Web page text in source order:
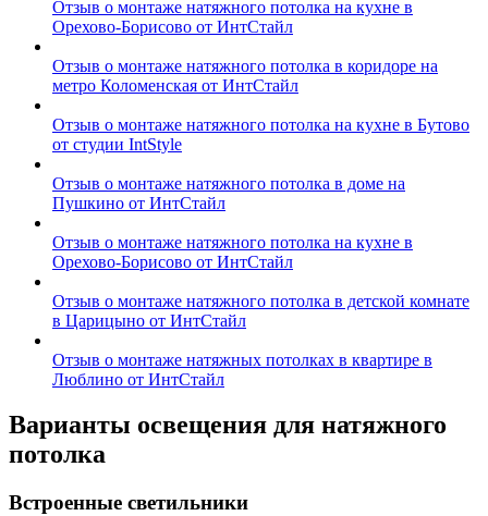
Отзыв о монтаже натяжного потолка на кухне в
Орехово-Борисово от ИнтСтайл
Отзыв о монтаже натяжного потолка в коридоре на
метро Коломенская от ИнтСтайл
Отзыв о монтаже натяжного потолка на кухне в Бутово
от студии IntStyle
Отзыв о монтаже натяжного потолка в доме на
Пушкино от ИнтСтайл
Отзыв о монтаже натяжного потолка на кухне в
Орехово-Борисово от ИнтСтайл
Отзыв о монтаже натяжного потолка в детской комнате
в Царицыно от ИнтСтайл
Отзыв о монтаже натяжных потолках в квартире в
Люблино от ИнтСтайл
Варианты освещения для натяжного
потолка
Встроенные светильники